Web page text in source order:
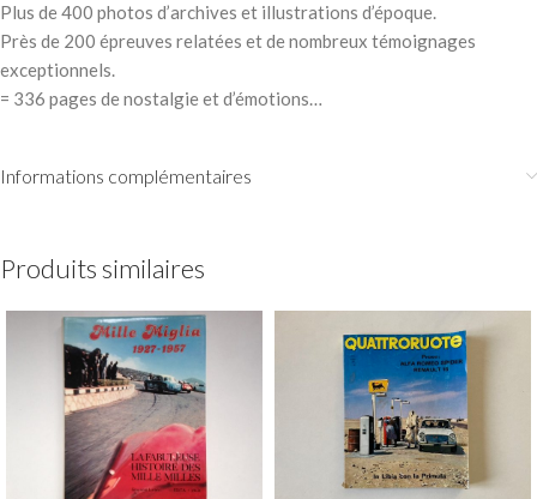
Plus de 400 photos d’archives et illustrations d’époque.
Près de 200 épreuves relatées et de nombreux témoignages
exceptionnels.
= 336 pages de nostalgie et d’émotions…
Informations complémentaires
Produits similaires